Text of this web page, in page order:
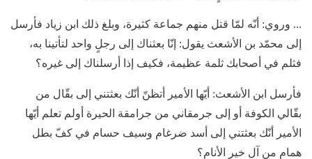
... وروي: أنّه لمّا قتل منهم جماعة كثيرة، وبلغ ذلك ابن زياد فأرسل
إلى محمّد بن الأشعث يقول: إنّا بعثناك إلى رجلٍ واحد لتأتينا به،
فثلم في أصحابك ثلمة عظيمة، فكيف إذا أرسلناك إلى غيره؟
فأرسل ابن الأشعث: أيّها الأمير أتظنّ أنّك بعثتني إلى بقّال من
بقّالي الكوفة أو إلى جرمقاني من جرامقة الحيرة أولم تعلم أيّها
الأمير أنّك بعثتني إلى أسد ضرغام وسيف حسام في كفّ بطل
همام من آل خير الأنام؟